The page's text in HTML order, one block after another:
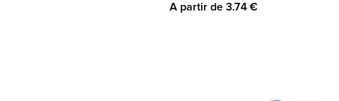
A partir de 3.74 €